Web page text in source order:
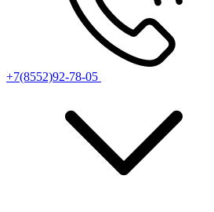
+7(8552)92-78-05